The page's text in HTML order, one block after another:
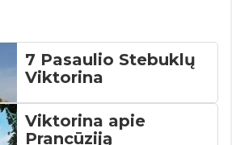
7 Pasaulio Stebuklų
Viktorina
Viktorina apie
Prancūziją